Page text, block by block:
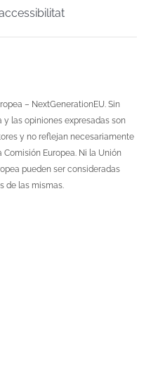
– NextGenerationEU. Sin
las opiniones expresadas son
y no reflejan necesariamente
Comisión Europea. Ni la Unión
pueden ser consideradas
de las mismas.